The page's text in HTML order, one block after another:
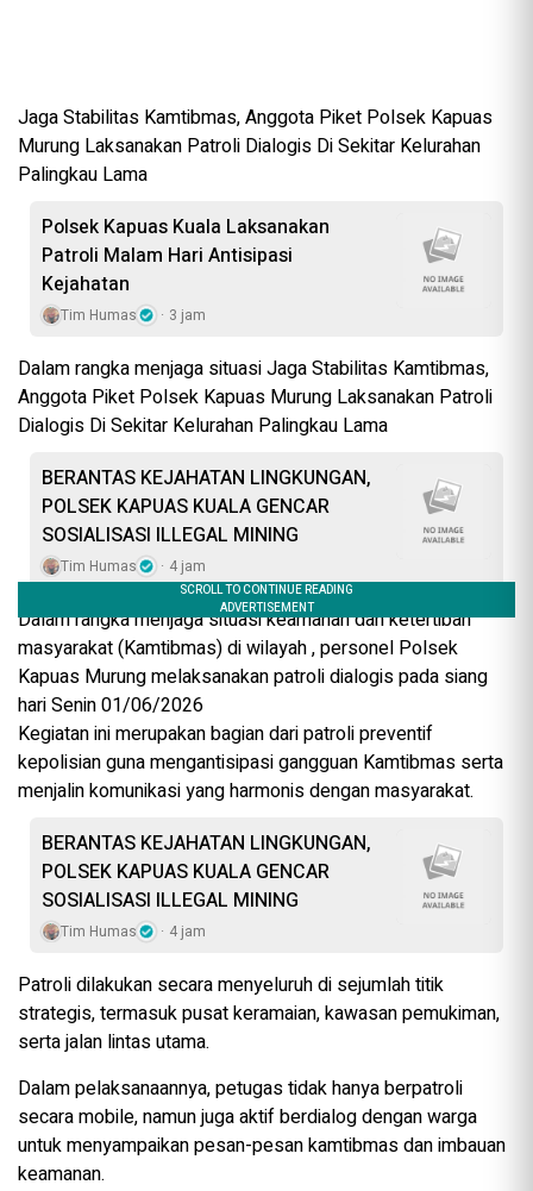
Jaga Stabilitas Kamtibmas, Anggota Piket Polsek Kapuas
Murung Laksanakan Patroli Dialogis Di Sekitar Kelurahan
Palingkau Lama
Polsek Kapuas Kuala Laksanakan
Patroli Malam Hari Antisipasi
Kejahatan
Tim Humas 3 jam
Dalam rangka menjaga situasi Jaga Stabilitas Kamtibmas,
Anggota Piket Polsek Kapuas Murung Laksanakan Patroli
Dialogis Di Sekitar Kelurahan Palingkau Lama
BERANTAS KEJAHATAN LINGKUNGAN,
POLSEK KAPUAS KUALA GENCAR
SOSIALISASI ILLEGAL MINING
Tim Humas 4 jam
Dalam rangka menjaga situasi keamanan dan ketertiban
masyarakat (Kamtibmas) di wilayah , personel Polsek
Kapuas Murung melaksanakan patroli dialogis pada siang
hari Senin 01/06/2026
Kegiatan ini merupakan bagian dari patroli preventif
kepolisian guna mengantisipasi gangguan Kamtibmas serta
menjalin komunikasi yang harmonis dengan masyarakat.
BERANTAS KEJAHATAN LINGKUNGAN,
POLSEK KAPUAS KUALA GENCAR
SOSIALISASI ILLEGAL MINING
Tim Humas 4 jam
Patroli dilakukan secara menyeluruh di sejumlah titik
strategis, termasuk pusat keramaian, kawasan pemukiman,
serta jalan lintas utama.
Dalam pelaksanaannya, petugas tidak hanya berpatroli
secara mobile, namun juga aktif berdialog dengan warga
untuk menyampaikan pesan-pesan kamtibmas dan imbauan
keamanan.